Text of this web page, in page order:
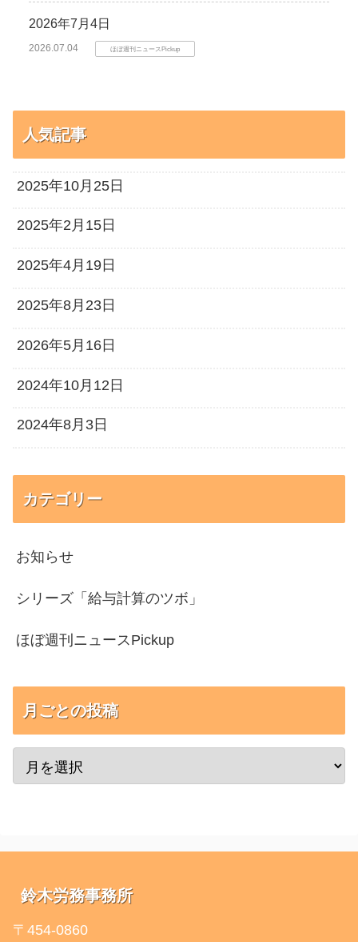
2026年7月4日
2026.07.04 ほぼ週刊ニュースPickup
人気記事
2025年10月25日
2025年2月15日
2025年4月19日
2025年8月23日
2026年5月16日
2024年10月12日
2024年8月3日
カテゴリー
お知らせ
シリーズ「給与計算のツボ」
ほぼ週刊ニュースPickup
月ごとの投稿
鈴木労務事務所
〒454-0860